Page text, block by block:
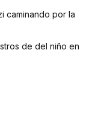
caminando por la
de del niño en